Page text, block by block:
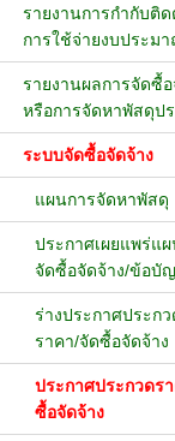
รายงานการกำกับติด
การใช้จ่ายงบประม
รายงานผลการจัดซื้อ
หรือการจัดหาพัสดุป
ระบบจัดซื้อจัดจ้าง
แผนการจัดหาพัสดุ
ประกาศเผยแพร่แ
จัดซื้อจัดจ้าง/ข้อบั
ร่างประกาศประกว
ราคา/จัดซื้อจัดจ้าง
ประกาศประกวดร
ซื้อจัดจ้าง